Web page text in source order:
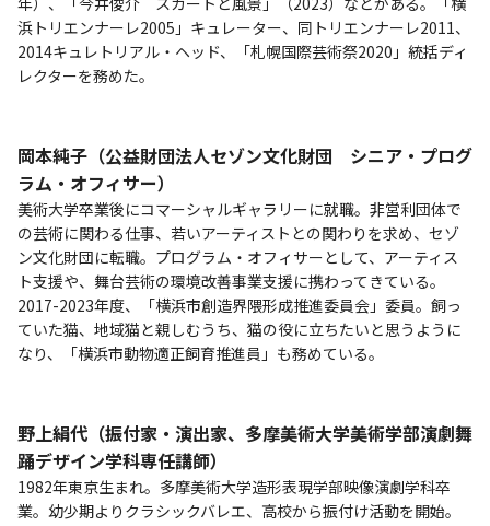
浜トリエンナーレ2005」キュレーター、同トリエンナーレ2011、
2014キュレトリアル・ヘッド、「札幌国際芸術祭2020」統括ディ
レクターを務めた。
岡本純子（公益財団法人セゾン文化財団 シニア・プログ
ラム・オフィサー）
美術大学卒業後にコマーシャルギャラリーに就職。非営利団体で
の芸術に関わる仕事、若いアーティストとの関わりを求め、セゾ
ン文化財団に転職。プログラム・オフィサーとして、アーティス
ト支援や、舞台芸術の環境改善事業支援に携わってきている。
2017-2023年度、「横浜市創造界隈形成推進委員会」委員。飼っ
ていた猫、地域猫と親しむうち、猫の役に立ちたいと思うように
なり、「横浜市動物適正飼育推進員」も務めている。
野上絹代（振付家・演出家、多摩美術大学美術学部演劇舞
踊デザイン学科専任講師）
1982年東京生まれ。多摩美術大学造形表現学部映像演劇学科卒
業。幼少期よりクラシックバレエ、高校から振付け活動を開始。